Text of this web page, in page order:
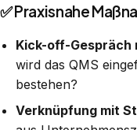
✅ Praxisnahe
Kick-off-Gespräch
wird das QMS
bestehen?
Verknüpfung mit